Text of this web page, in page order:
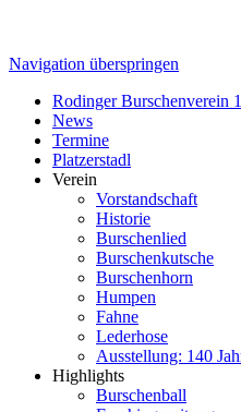
Navigation überspringen
Rodinger Burschenverein
News
Termine
Platzerstadl
Verein
Vorstandschaft
Historie
Burschenlied
Burschenkutsche
Burschenhorn
Humpen
Fahne
Lederhose
Ausstellung: 140
Highlights
Burschenball